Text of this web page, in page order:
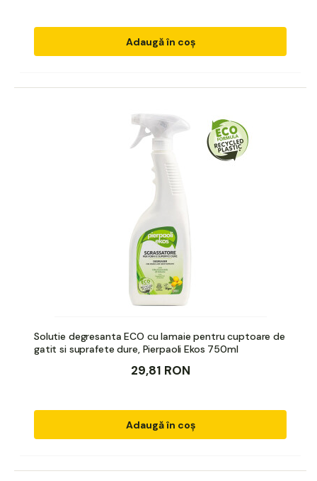
Adaugă în coș
Solutie degresanta ECO cu lamaie pentru cuptoare de
gatit si suprafete dure, Pierpaoli Ekos 750ml
29,81 RON
Adaugă în coș